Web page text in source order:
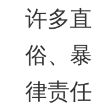
许多
俗、
律责